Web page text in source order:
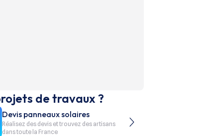
de travaux ?
Devis panneaux solaires
Réalisez des devis et trouvez des artisans
dans toute la France